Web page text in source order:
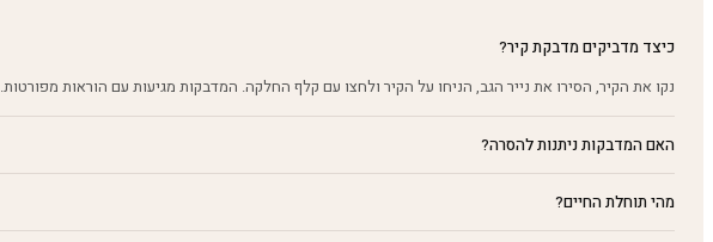
כיצד מדביקים מדבקת קיר?
נקו את הקיר, הסירו את נייר הגב, הניחו על הקיר ולחצו עם קלף החלקה. המדבקות מגיעות עם הוראות מפורטות.
האם המדבקות ניתנות להסרה?
מהי תוחלת החיים?